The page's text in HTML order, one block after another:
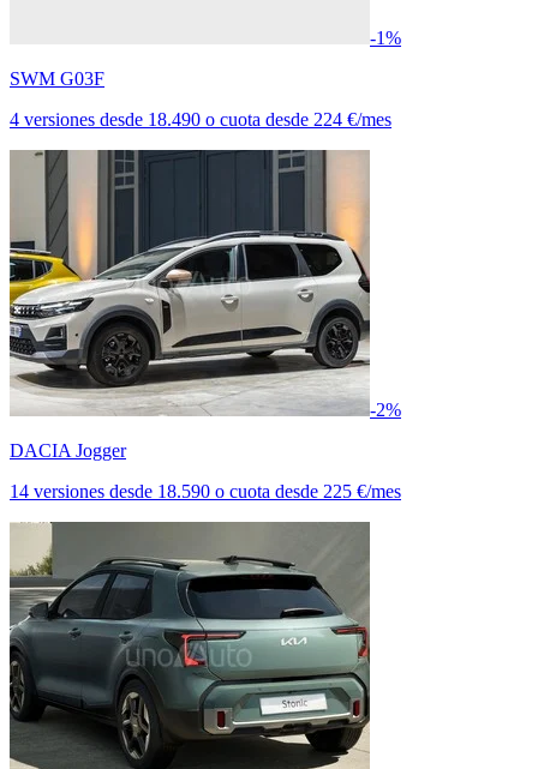
-1%
SWM G03F
4 versiones desde 18.490 o cuota desde 224 €/mes
-2%
DACIA Jogger
14 versiones desde 18.590 o cuota desde 225 €/mes